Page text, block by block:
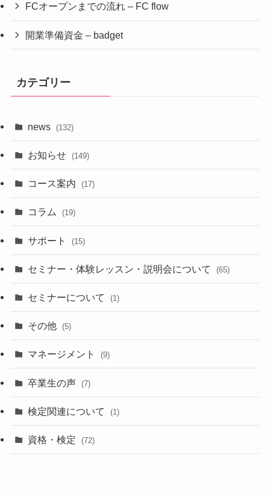
FCオープンまでの流れ – FC flow
開業準備資金 – badget
カテゴリー
news (132)
お知らせ (149)
コース案内 (17)
コラム (19)
サポート (15)
セミナー・体験レッスン・説明会について (65)
セミナーについて (1)
その他 (5)
マネージメント (9)
卒業生の声 (7)
検定関連について (1)
資格・検定 (72)